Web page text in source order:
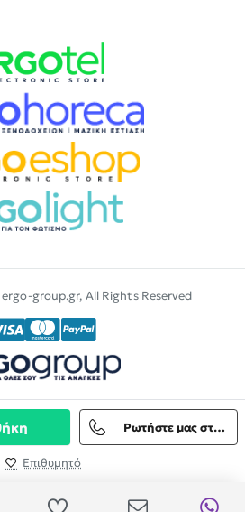
Ρωτήστε μας στο Viber
Επιθυμητό
group.gr, All Rights Reserved